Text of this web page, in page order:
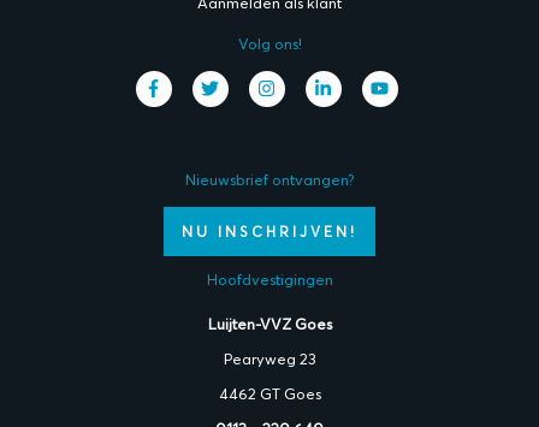
Volg ons!
Nieuwsbrief ontvangen?
NU INSCHRIJVEN!
Hoofdvestigingen
Luijten-VVZ Goes
Pearyweg 23
4462 GT Goes